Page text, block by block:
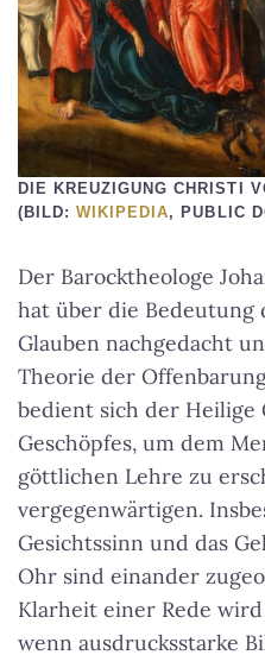
DIE KREUZIGUNG CHRISTI
(BILD:WIKIPEDIA, PUBLIC
Der Barocktheologe
hat über die
Glauben nachgedacht
Theorie der
bedient sich der Heilige
Geschöpfes, um dem
göttlichen Lehre zu
vergegenwärtigen.
Gesichtssinn und das
Ohr sind einander
Klarheit einer Rede
wenn ausdrucksstarke